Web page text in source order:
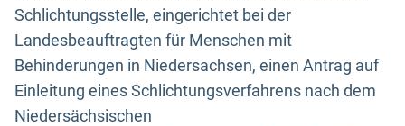
Schlichtungsstelle, eingerichtet bei der
Landesbeauftragten für Menschen mit
Behinderungen in Niedersachsen, einen Antrag auf
Einleitung eines Schlichtungsverfahrens nach dem
Niedersächsischen